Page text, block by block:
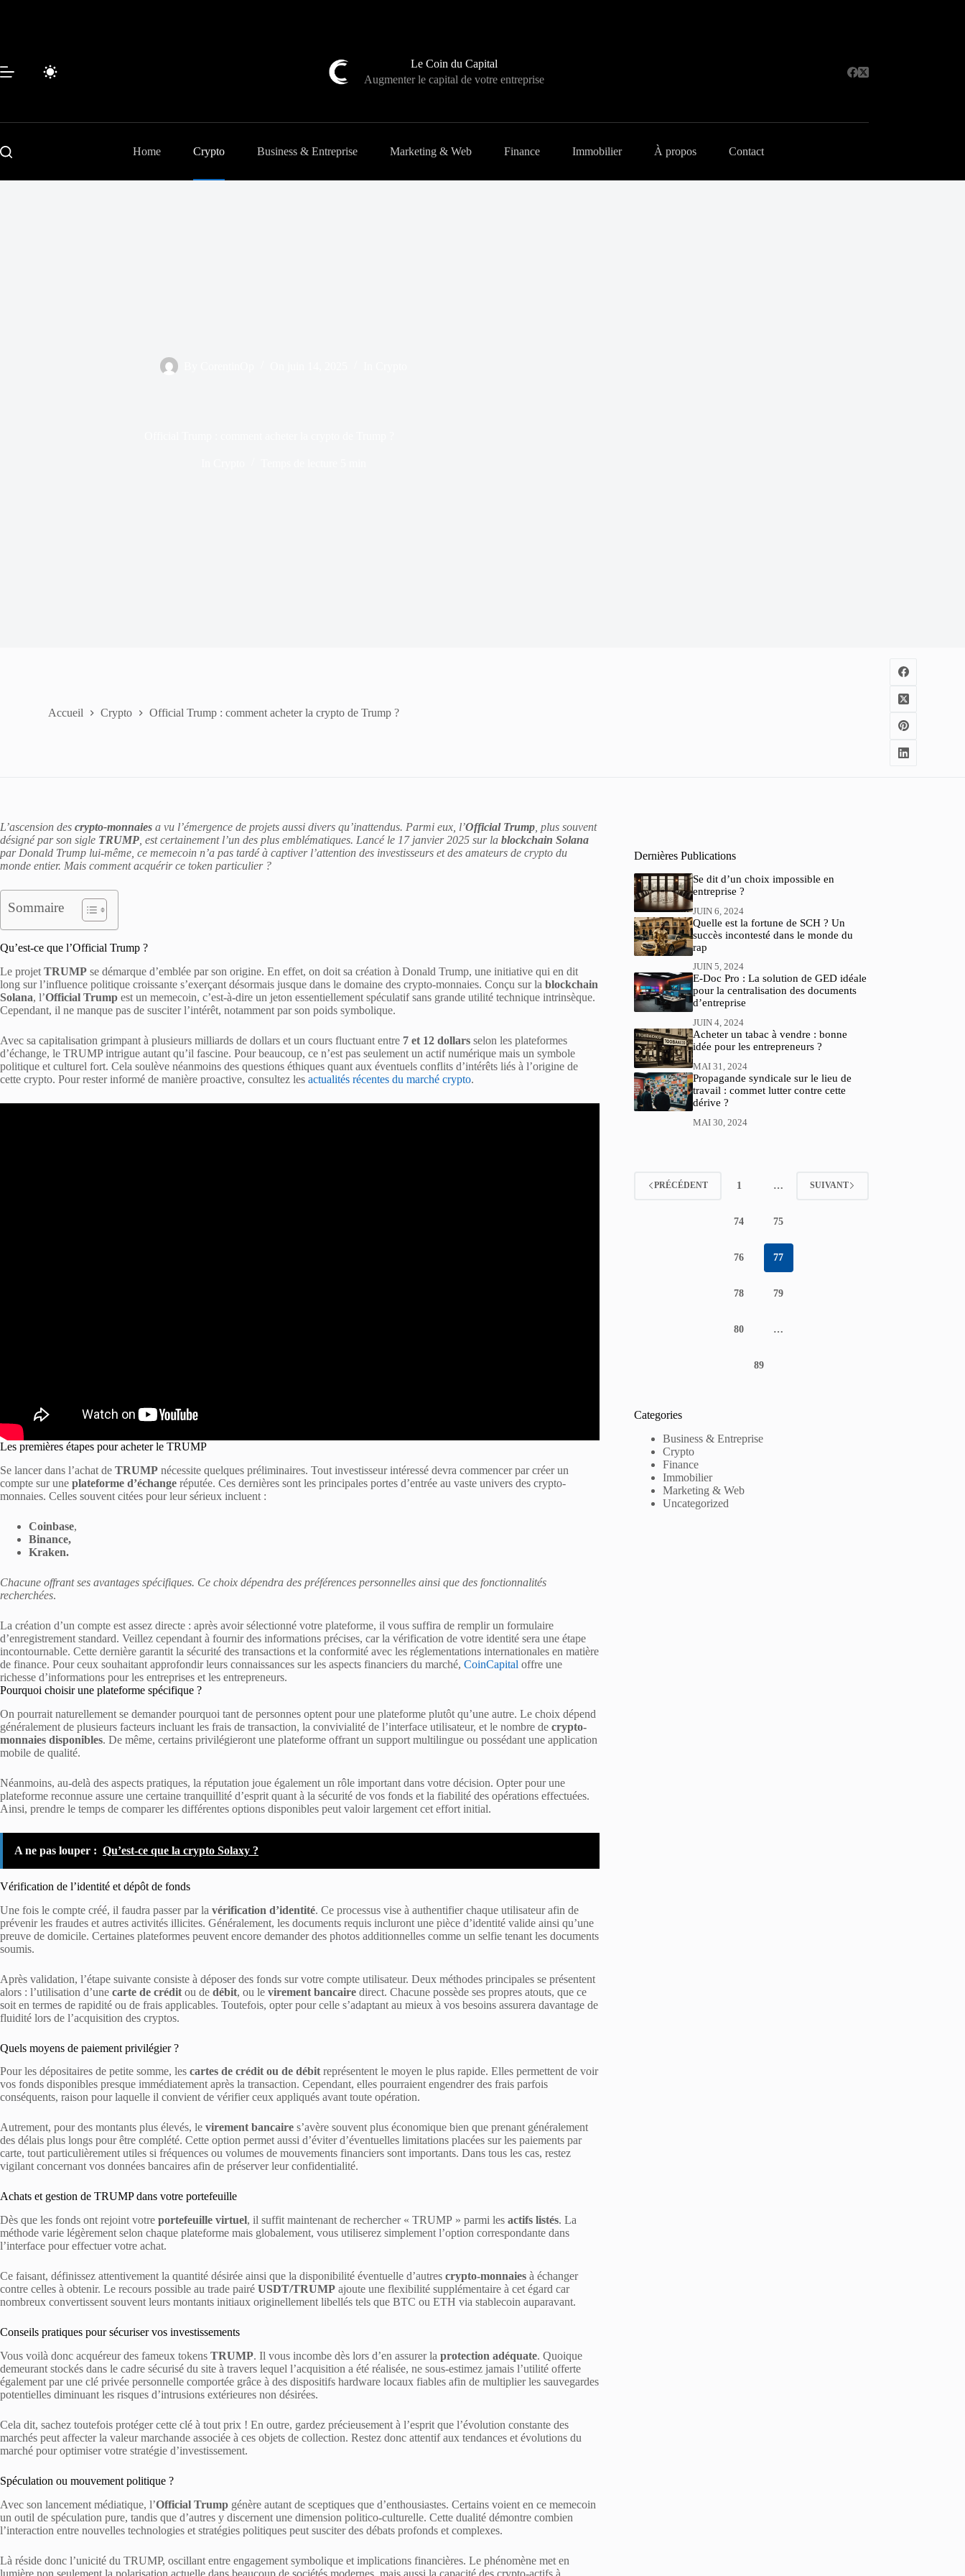
Le Coin du Capital
Augmenter le capital de votre entreprise
Home Crypto Business & Entreprise Marketing & Web Finance Immobilier À propos Contact
Accueil Crypto Official Trump : comment acheter la crypto de Trump ?
L’ascension des crypto-monnaies a vu l’émergence de projets aussi divers qu’inattendus. Parmi eux, l’Official Trump , plus souvent
désigné par son sigle TRUMP , est certainement l’un des plus emblématiques. Lancé le 17 janvier 2025 sur la blockchain Solana
par Donald Trump lui-même, ce memecoin n’a pas tardé à captiver l’attention des investisseurs et des amateurs de crypto du
monde entier. Mais comment acquérir ce token particulier ?
Sommaire
Qu’est-ce que l’Official Trump ?
Le projet TRUMP se démarque d’emblée par son origine. En effet, on doit sa création à Donald Trump, une initiative qui en dit
long sur l’influence politique croissante s’exerçant désormais jusque dans le domaine des crypto-monnaies. Conçu sur la blockchain
Solana, l’Official Trump est un memecoin, c’est-à-dire un jeton essentiellement spéculatif sans grande utilité technique intrinsèque.
Cependant, il ne manque pas de susciter l’intérêt, notamment par son poids symbolique.
Avec sa capitalisation grimpant à plusieurs milliards de dollars et un cours fluctuant entre 7 et 12 dollars selon les plateformes
d’échange, le TRUMP intrigue autant qu’il fascine. Pour beaucoup, ce n’est pas seulement un actif numérique mais un symbole
politique et culturel fort. Cela soulève néanmoins des questions éthiques quant aux éventuels conflits d’intérêts liés à l’origine de
cette crypto. Pour rester informé de manière proactive, consultez les actualités récentes du marché crypto.
Les premières étapes pour acheter le TRUMP
Se lancer dans l’achat de TRUMP nécessite quelques préliminaires. Tout investisseur intéressé devra commencer par créer un
compte sur une plateforme d’échange réputée. Ces dernières sont les principales portes d’entrée au vaste univers des crypto-
monnaies. Celles souvent citées pour leur sérieux incluent :
Coinbase,
Binance,
Kraken.
Chacune offrant ses avantages spécifiques. Ce choix dépendra des préférences personnelles ainsi que des fonctionnalités
recherchées.
La création d’un compte est assez directe : après avoir sélectionné votre plateforme, il vous suffira de remplir un formulaire
d’enregistrement standard. Veillez cependant à fournir des informations précises, car la vérification de votre identité sera une étape
incontournable. Cette dernière garantit la sécurité des transactions et la conformité avec les réglementations internationales en matière
de finance. Pour ceux souhaitant approfondir leurs connaissances sur les aspects financiers du marché, CoinCapital offre une
richesse d’informations pour les entreprises et les entrepreneurs.
Pourquoi choisir une plateforme spécifique ?
On pourrait naturellement se demander pourquoi tant de personnes optent pour une plateforme plutôt qu’une autre. Le choix dépend
généralement de plusieurs facteurs incluant les frais de transaction, la convivialité de l’interface utilisateur, et le nombre de crypto-
monnaies disponibles. De même, certains privilégieront une plateforme offrant un support multilingue ou possédant une application
mobile de qualité.
Néanmoins, au-delà des aspects pratiques, la réputation joue également un rôle important dans votre décision. Opter pour une
plateforme reconnue assure une certaine tranquillité d’esprit quant à la sécurité de vos fonds et la fiabilité des opérations effectuées.
Ainsi, prendre le temps de comparer les différentes options disponibles peut valoir largement cet effort initial.
A ne pas louper : Qu’est-ce que la crypto Solaxy ?
Vérification de l’identité et dépôt de fonds
Une fois le compte créé, il faudra passer par la vérification d’identité. Ce processus vise à authentifier chaque utilisateur afin de
prévenir les fraudes et autres activités illicites. Généralement, les documents requis incluront une pièce d’identité valide ainsi qu’une
preuve de domicile. Certaines plateformes peuvent encore demander des photos additionnelles comme un selfie tenant les documents
soumis.
Après validation, l’étape suivante consiste à déposer des fonds sur votre compte utilisateur. Deux méthodes principales se présentent
alors : l’utilisation d’une carte de crédit ou de débit, ou le virement bancaire direct. Chacune possède ses propres atouts, que ce
soit en termes de rapidité ou de frais applicables. Toutefois, opter pour celle s’adaptant au mieux à vos besoins assurera davantage de
fluidité lors de l’acquisition des cryptos.
Quels moyens de paiement privilégier ?
Pour les dépositaires de petite somme, les cartes de crédit ou de débitreprésentent le moyen le plus rapide. Elles permettent de voir
vos fonds disponibles presque immédiatement après la transaction. Cependant, elles pourraient engendrer des frais parfois
conséquents, raison pour laquelle il convient de vérifier ceux appliqués avant toute opération.
Autrement, pour des montants plus élevés, le virement bancaire s’avère souvent plus économique bien que prenant généralement
des délais plus longs pour être complété. Cette option permet aussi d’éviter d’éventuelles limitations placées sur les paiements par
carte, tout particulièrement utiles si fréquences ou volumes de mouvements financiers sont importants. Dans tous les cas, restez
vigilant concernant vos données bancaires afin de préserver leur confidentialité.
Achats et gestion de TRUMP dans votre portefeuille
Dès que les fonds ont rejoint votre portefeuille virtuel, il suffit maintenant de rechercher « TRUMP » parmi les actifs listés. La
méthode varie légèrement selon chaque plateforme mais globalement, vous utiliserez simplement l’option correspondante dans
l’interface pour effectuer votre achat.
Ce faisant, définissez attentivement la quantité désirée ainsi que la disponibilité éventuelle d’autres crypto-monnaies à échanger
contre celles à obtenir. Le recours possible au trade pairé USDT/TRUMP ajoute une flexibilité supplémentaire à cet égard car
nombreux convertissent souvent leurs montants initiaux originellement libellés tels que BTC ou ETH via stablecoin auparavant.
Conseils pratiques pour sécuriser vos investissements
Vous voilà donc acquéreur des fameux tokens TRUMP. Il vous incombe dès lors d’en assurer la protection adéquate. Quoique
demeurant stockés dans le cadre sécurisé du site à travers lequel l’acquisition a été réalisée, ne sous-estimez jamais l’utilité offerte
également par une clé privée personnelle comportée grâce à des dispositifs hardware locaux fiables afin de multiplier les sauvegardes
potentielles diminuant les risques d’intrusions extérieures non désirées.
Cela dit, sachez toutefois protéger cette clé à tout prix ! En outre, gardez précieusement à l’esprit que l’évolution constante des
marchés peut affecter la valeur marchande associée à ces objets de collection. Restez donc attentif aux tendances et évolutions du
marché pour optimiser votre stratégie d’investissement.
Spéculation ou mouvement politique ?
Avec son lancement médiatique, l’Official Trump génère autant de sceptiques que d’enthousiastes. Certains voient en ce memecoin
un outil de spéculation pure, tandis que d’autres y discernent une dimension politico-culturelle. Cette dualité démontre combien
l’interaction entre nouvelles technologies et stratégies politiques peut susciter des débats profonds et complexes.
Là réside donc l’unicité du TRUMP, oscillant entre engagement symbolique et implications financières. Le phénomène met en
lumière non seulement la polarisation actuelle dans beaucoup de sociétés modernes, mais aussi la capacité des crypto-actifs à
Dernières Publications
Se dit d’un choix impossible en
entreprise ?
JUIN 6, 2024
Quelle est la fortune de SCH ? Un
succès incontesté dans le monde du
rap
JUIN 5, 2024
E-Doc Pro : La solution de GED idéale
pour la centralisation des documents
d’entreprise
JUIN 4, 2024
Acheter un tabac à vendre : bonne
idée pour les entrepreneurs ?
MAI 31, 2024
Propagande syndicale sur le lieu de
travail : commet lutter contre cette
dérive ?
MAI 30, 2024
PRÉCÉDENT 1 …
74 75
76 77
78 79
80 …
89
SUIVANT
Categories
Business & Entreprise
Crypto
Finance
Immobilier
Marketing & Web
Uncategorized